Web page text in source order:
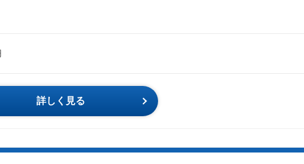
詳しく見る